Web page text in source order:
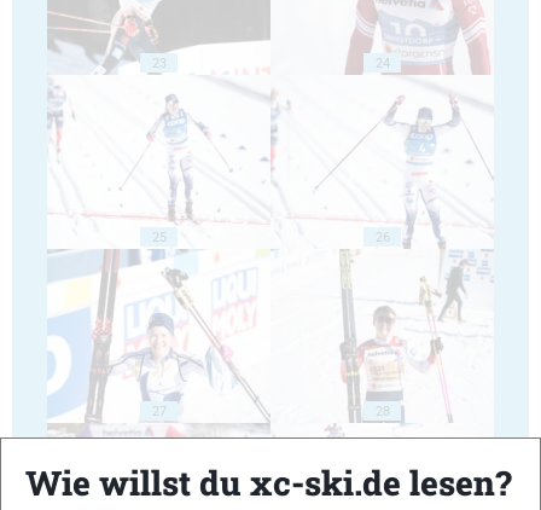
23 24
25 26
27 28
Wie willst du xc-ski.de lesen?